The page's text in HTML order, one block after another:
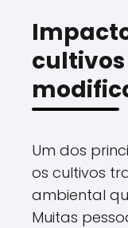
Um dos
os cultivos
ambiental
Muitas